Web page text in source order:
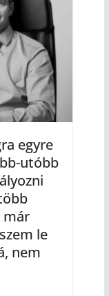
egyre
utóbb
már
le
nem